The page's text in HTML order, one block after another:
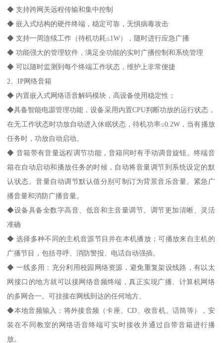
◆ 支持跨网关远程传输和集中控制
◆ 嵌入式结构的硬件终端，稳定可靠，无惧病毒攻击
◆ 支持一周连续工作（待机功耗≤1W），随时进行应急广播
◆ 功能强大的管理软件，满足全功能的实时广播控制和系统管理
◆ 可以随时监测到每个终端工作状态，维护上非常便捷
2、IP网络音箱
◆ 内置嵌入式网络语音解码模块，高设备使用稳定性；
◆具备智能电源管理功能，设备采用内置CPU判断功放的运行状态，
在无工作状态时功放自动进入休眠状态，待机功率≤0.2W，当有播放
任务时，功放自动启动。
◆ 音箱带有音量远程调节功能，音箱同时有手动调音旋钮。终端音
箱在自动启动和播放任务的时候，自动将音量调节到系统设定的默
认状态。音量自动调节默认值分别可制订为背景音乐音量、紧急广
播音量和消防广播音量。
◆设备具备全数字高音、低音和主音量调节。调节更加清晰、灵活
准确
◆ 选择多种不同的主机音源节目并在本机播放；可播放来自主机的
广播节目，包括寻呼、消防警报、电话自动强插。
◆ 一线多用：充分利用校园网络资源，避免重复架设线路，有以太
网接口的地方就可以接网络音频终端，真正实现广播、计算机网络
的多网合一。可挂接在网线到达的任何地方。
◆本地音频输入：将外接音频（卡座、CD、收音机、话筒等），安
装在不同教室的网络语音终端可实时接收并通过自带音箱进行播
放。